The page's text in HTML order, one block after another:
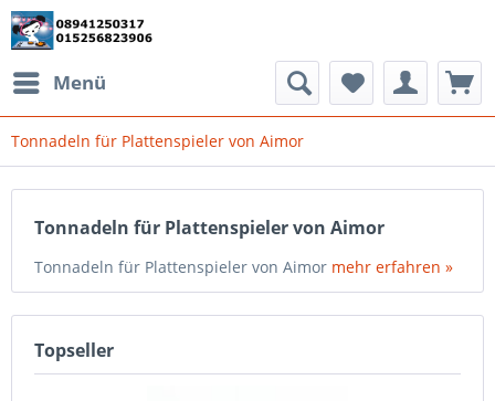
Menü
Tonnadeln für Plattenspieler von Aimor
Tonnadeln für Plattenspieler von Aimor
Tonnadeln für Plattenspieler von Aimor mehr erfahren »
Topseller